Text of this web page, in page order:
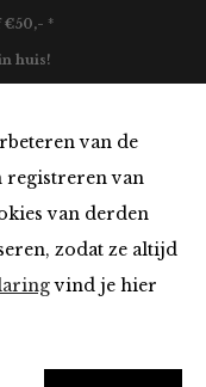
van de
registreren van
van derden
zodat ze altijd
vind je hier
€50,- *
huis!
every morning